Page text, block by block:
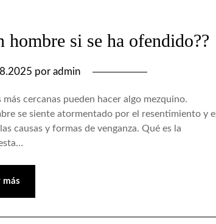
hombre si se ha ofendido??
por admin
cercanas pueden hacer algo mezquino.
se siente atormentado por el resentimiento y el
causas y formas de venganza. Qué es la
más